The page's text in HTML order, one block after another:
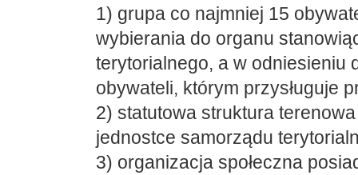
1) grupa co najmniej 15
wybierania do organu
terytorialnego, a w odniesieniu
obywateli, którym przysługuje
2) statutowa struktura
jednostce samorządu
3) organizacja społeczna